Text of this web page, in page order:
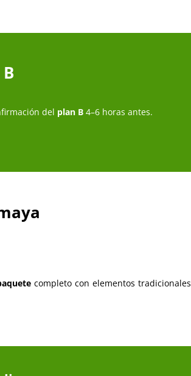
del plan B 4–6 horas antes.
completo con elementos tradicionales